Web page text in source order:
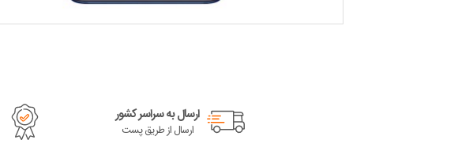
ارسال به سراسر کشور
ارسال از طریق پست